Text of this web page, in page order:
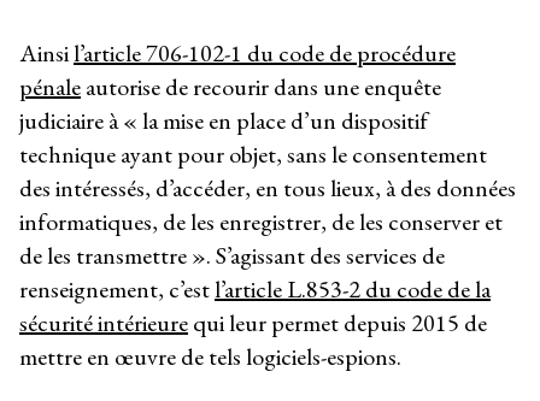
Ainsil’article 706-102-1 du code de procédure
pénaleautorise de recourir dans une enquête
judiciaire à « la mise en place d’un dispositif
technique ayant pour objet, sans le consentement
des intéressés, d’accéder, en tous lieux, à des données
informatiques, de les enregistrer, de les conserver et
de les transmettre ». S’agissant des services de
renseignement, c’estl’article L.853-2 du code de la
sécurité intérieurequi leur permet depuis 2015 de
mettre en œuvre de tels logiciels-espions.